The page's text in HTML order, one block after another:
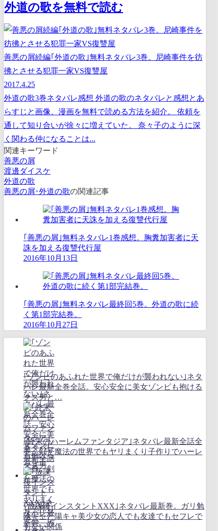
外道の歌を無料で読む
善悪の屑続編｢外道の歌｣無料ネタバレ3巻。尼崎事件を彷
彿とさせる犯罪一家VS復讐屋
2017.4.25
外道の歌3巻ネタバレ感想 外道の歌のネタバレと感想とあ
らすじと画像、漫画を無料で読める方法を紹介。 依頼を
通して知り合いが徐々に増えていた。 奈々子のように深
く関わる仲になることは...
関連キーワード
善悪の屑
渡邊ダイスケ
外道の歌
善悪の屑･外道の歌の関連記事
｢善悪の屑｣無料ネタバレ1巻感想。胸糞加害者に天
誅を加える復讐代行屋
2016年10月13日
｢善悪の屑｣無料ネタバレ最終回5巻。外道の歌に続
く第1部完結巻。
2016年10月27日
｢ゾンビのあふれた世界で俺だけが襲われない｣ネタ
バレ最新全巻全話。安心安全に美女ゾンビも抱ける
クズ男と…
｢終末のハーレムファンタジア｣ネタバレ最新全話全
巻。剣と魔法の世界でもヤリまくり子作りでハーレ
ムを！
｢放課後インスタントXXX｣ネタバレ最新巻。ガリ勉
陰キャと陽キャ美少女の恋人でも友達でもセフレで
もない関係